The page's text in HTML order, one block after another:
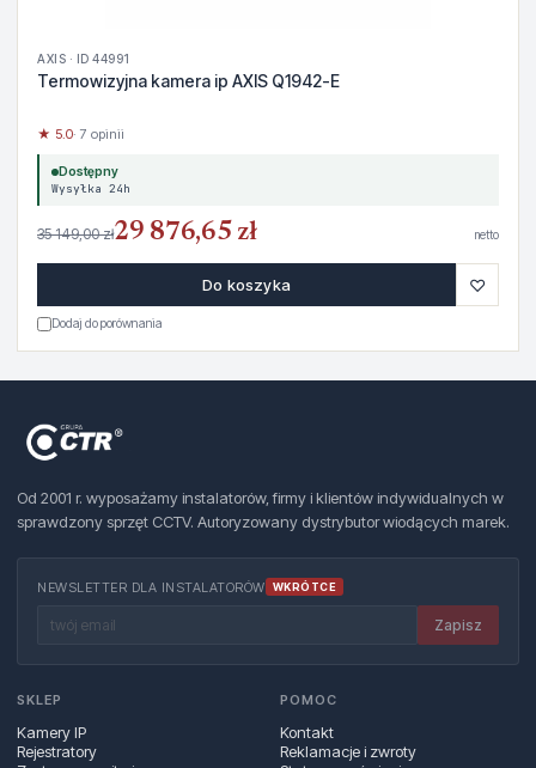
AXIS · ID 44991
Termowizyjna kamera ip AXIS Q1942-E
★ 5.0· 7 opinii
Dostępny
Wysyłka 24h
35 149,00 zł29 876,65 zł netto
Do koszyka ♡
Dodaj do porównania
Od 2001 r. wyposażamy instalatorów, firmy i klientów indywidualnych w
sprawdzony sprzęt CCTV. Autoryzowany dystrybutor wiodących marek.
NEWSLETTER DLA INSTALATORÓW WKRÓTCE
Zapisz
SKLEP
Kamery IP
Rejestratory
POMOC
Kontakt
Reklamacje i zwroty